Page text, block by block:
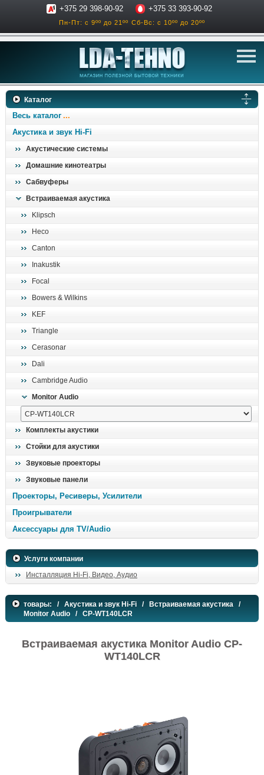
+375 29 398-90-92 +375 33 393-90-92
Пн-Пт: с 9ºº до 21ºº Сб-Вс: с 10ºº до 20ºº
телевизоры
ресиверы, усилители
проигрыватели
Каталог
Весь каталог
Акустика и звук Hi-Fi
Акустические системы
Домашние кинотеатры
Сабвуферы
Встраиваемая акустика
Klipsch
Heco
Canton
Inakustik
Focal
Bowers & Wilkins
KEF
Triangle
Cerasonar
Dali
Cambridge Audio
Monitor Audio
Комплекты акустики
Стойки для акустики
Звуковые проекторы
Звуковые панели
Проекторы, Ресиверы, Усилители
Проигрыватели
Аксессуары для TV/Audio
Услуги компании
Инсталляция Hi-Fi, Видео, Аудио
товары: / Акустика и звук Hi-Fi / Встраиваемая акустика /
Monitor Audio / CP-WT140LCR
Встраиваемая акустика Monitor Audio CP-
WT140LCR